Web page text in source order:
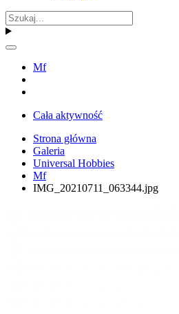
Mf
Cała aktywność
Strona główna
Galeria
Universal Hobbies
Mf
IMG_20210711_063344.jpg